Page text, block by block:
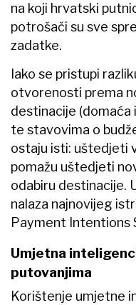
na koji hrvatski
potrošači su sve
zadatke.
Iako se pristupi
otvorenosti prema
destinacije (domaća
te stavovima o
ostaju isti: uštedjeti
pomažu uštedjeti
odabiru destinacije.
nalaza najnovijeg
Payment Intentions
Umjetna
putovanjima
Korištenje umjetne